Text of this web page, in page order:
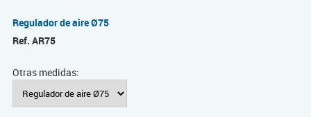
Regulador de aire Ø75
Ref. AR75
Otras medidas: